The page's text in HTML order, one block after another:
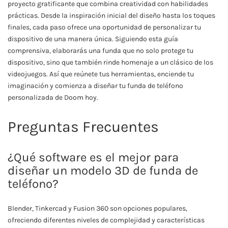
proyecto gratificante que combina creatividad con habilidades
prácticas. Desde la inspiración inicial del diseño hasta los toques
finales, cada paso ofrece una oportunidad de personalizar tu
dispositivo de una manera única. Siguiendo esta guía
comprensiva, elaborarás una funda que no solo protege tu
dispositivo, sino que también rinde homenaje a un clásico de los
videojuegos. Así que reúnete tus herramientas, enciende tu
imaginación y comienza a diseñar tu funda de teléfono
personalizada de Doom hoy.
Preguntas Frecuentes
¿Qué software es el mejor para
diseñar un modelo 3D de funda de
teléfono?
Blender, Tinkercad y Fusion 360 son opciones populares,
ofreciendo diferentes niveles de complejidad y características